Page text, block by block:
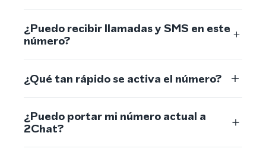
¿Puedo recibir llamadas y SMS en este
número?
¿Qué tan rápido se activa el número?
¿Puedo portar mi número actual a
2Chat?